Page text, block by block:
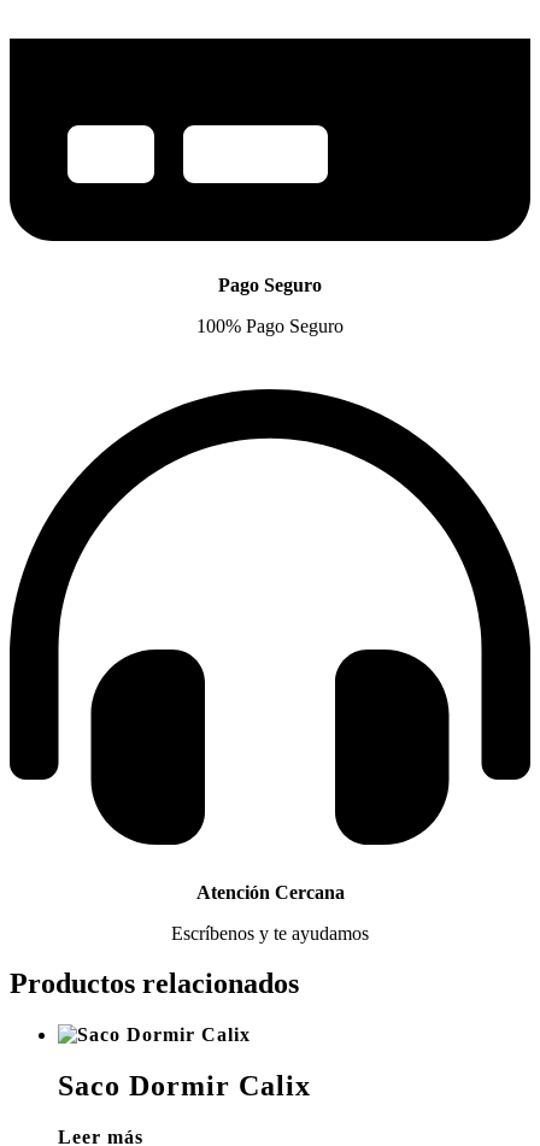
Pago Seguro
100% Pago Seguro
Atención Cercana
Escríbenos y te ayudamos
Productos relacionados
Saco Dormir Calix
Leer más